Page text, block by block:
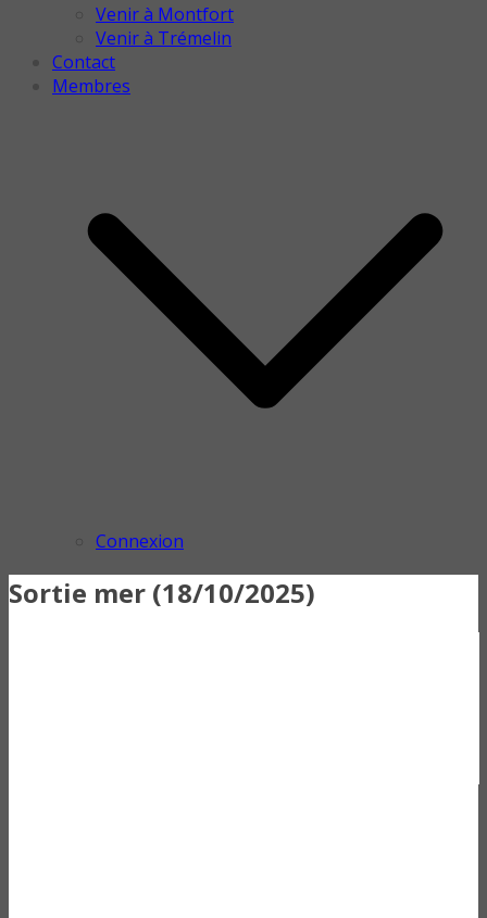
Venir à Montfort
Venir à Trémelin
Contact
Membres
Connexion
Sortie mer (18/10/2025)